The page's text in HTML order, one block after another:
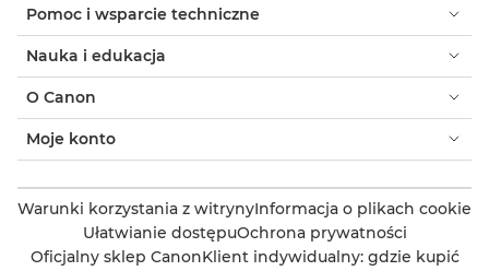
Pomoc i wsparcie techniczne
Nauka i edukacja
O Canon
Moje konto
Warunki korzystania z witrynyInformacja o plikach cookie
Ułatwianie dostępuOchrona prywatności
Oficjalny sklep CanonKlient indywidualny: gdzie kupić